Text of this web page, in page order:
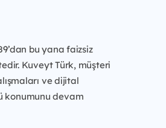
bu yana faizsiz
Kuveyt Türk, müşteri
ve dijital
konumunu devam